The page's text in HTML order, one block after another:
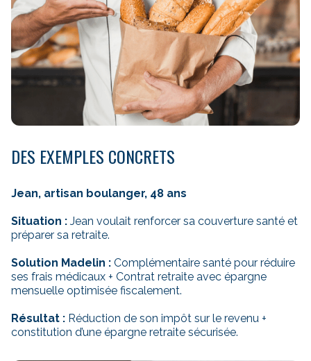
DES EXEMPLES CONCRETS
Jean, artisan boulanger, 48 ans
Situation : Jean voulait renforcer sa couverture santé et
préparer sa retraite.
Solution Madelin : Complémentaire santé pour réduire
ses frais médicaux + Contrat retraite avec épargne
mensuelle optimisée fiscalement.
Résultat : Réduction de son impôt sur le revenu +
constitution d’une épargne retraite sécurisée.